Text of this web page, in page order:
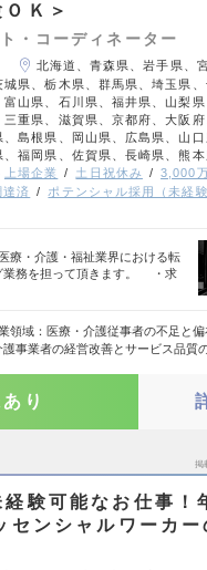
Ｋ＞
・コーディネーター
北海道、青森県、岩手県、
県、栃木県、群馬県、埼玉県
山県、石川県、福井県、山梨
重県、滋賀県、京都府、大阪
島根県、岡山県、広島県、山口
福岡県、佐賀県、長崎県、熊本
上場企業 土日祝休み
3,000
済 ポテンシャル採用（未経験
療・介護・福祉業界における転
業務を担って頂きます。 ・求
領域：医療・介護従事者の不足と
護事業者の経営改善とサービス品質
り
掲
験可能なお仕事！
センシャルワーカー